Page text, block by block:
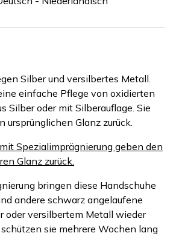
Silber und versilbertes Metall.
einfache Pflege von oxidierten
Silber oder mit Silberauflage. Sie
ursprünglichen Glanz zurück.
Spezialimprägnierung geben den
Glanz zurück.
bringen diese Handschuhe
andere schwarz angelaufene
oder versilbertem Metall wieder
schützen sie mehrere Wochen lang